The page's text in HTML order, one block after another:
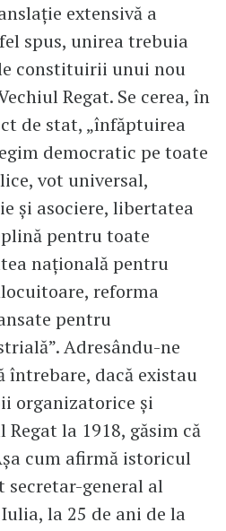
extensivă a
spus, unirea trebuia
constituirii unui nou
Regat. Se cerea, în
de stat, „înfăptuirea
democratic pe toate
vot universal,
și asociere, libertatea
pentru toate
națională pentru
reforma
pentru
Adresându-ne
întrebare, dacă existau
organizatorice și
la 1918, găsim că
cum afirmă istoricul
secretar-general al
la 25 de ani de la